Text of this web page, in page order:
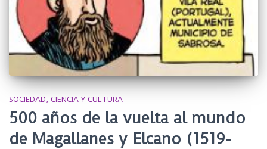
SOCIEDAD, CIENCIA Y CULTURA
500 años de la vuelta al mundo
de Magallanes y Elcano (1519-